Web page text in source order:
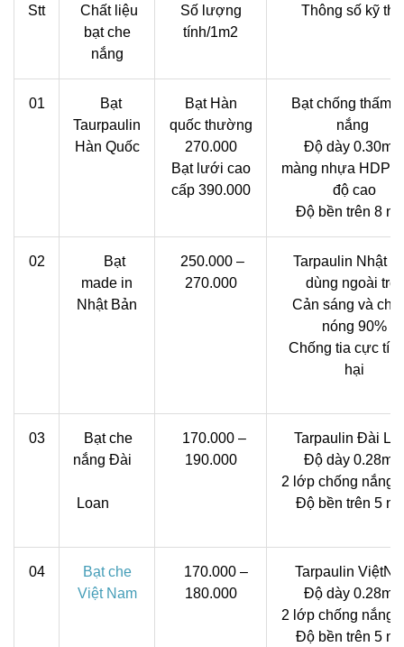
Stt
Chất liệu
bạt che
nắng
Số lượng
tính/1m2
Thông số kỹ
01
Bạt
Taurpaulin
Hàn Quốc
Bạt Hàn
quốc thường
270.000
Bạt lưới cao
cấp 390.000
Bạt chống thấm
nắng
Độ dày 0.30mm
màng nhựa HDPE
độ cao
Độ bền trên 8
02
Bạt
made in
Nhật Bản
250.000 –
270.000
Tarpaulin Nhật
dùng ngoài trời
Cản sáng và
nóng 90%
Chống tia cực tím
hại
03
Bạt che
nắng Đài
Loan
170.000 –
190.000
Tarpaulin Đài
Độ dày 0.28mm
2 lớp chống nắng
Độ bền trên 5
04
Bạt che
Việt Nam
170.000 –
180.000
Tarpaulin
Độ dày 0.28mm
2 lớp chống nắng
Độ bền trên 5